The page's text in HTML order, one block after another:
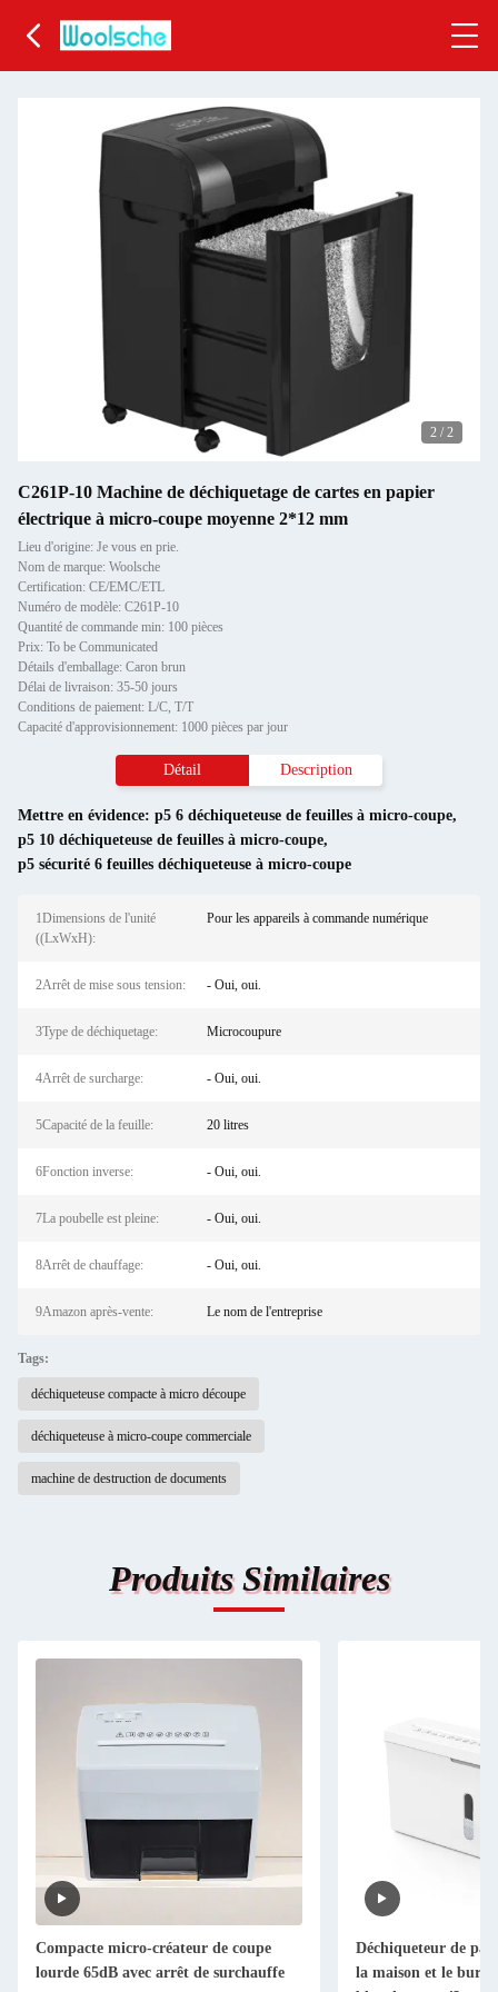
2 / 2
C261P-10 Machine de déchiquetage de cartes en papier
électrique à micro-coupe moyenne 2*12 mm
Lieu d'origine: Je vous en prie.
Nom de marque: Woolsche
Certification: CE/EMC/ETL
Numéro de modèle: C261P-10
Quantité de commande min: 100 pièces
Prix: To be Communicated
Détails d'emballage: Caron brun
Délai de livraison: 35-50 jours
Conditions de paiement: L/C, T/T
Capacité d'approvisionnement: 1000 pièces par jour
Détail Description
Mettre en évidence: p5 6 déchiqueteuse de feuilles à micro-coupe,
p5 10 déchiqueteuse de feuilles à micro-coupe,
p5 sécurité 6 feuilles déchiqueteuse à micro-coupe
1Dimensions de l'unité
((LxWxH):
Pour les appareils à commande numérique
2Arrêt de mise sous tension: - Oui, oui.
3Type de déchiquetage: Microcoupure
4Arrêt de surcharge: - Oui, oui.
5Capacité de la feuille: 20 litres
6Fonction inverse: - Oui, oui.
7La poubelle est pleine: - Oui, oui.
8Arrêt de chauffage: - Oui, oui.
9Amazon après-vente: Le nom de l'entreprise
Tags:
déchiqueteuse compacte à micro découpe
déchiqueteuse à micro-coupe commerciale
machine de destruction de documents
Produits Similaires
Compacte micro-créateur de coupe
lourde 65dB avec arrêt de surchauffe
Déchiqueteur de
la maison et le